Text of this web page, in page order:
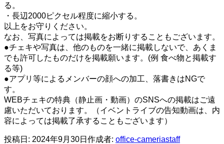
る。
・長辺2000ピクセル程度に縮小する。
以上をお守りください。
なお、写真によっては掲載をお断りすることもございます。
●チェキや写真は、他のものを一緒に掲載しないで、あくま
でも許可したものだけを掲載願います。(例 食べ物と掲載す
る等)
●アプリ等によるメンバーの顔への加工、落書きはNGで
す。
WEBチェキの特典（静止画・動画）のSNSへの掲載はご遠
慮いただいております。（イベントライブの告知動画は、内
容によっては掲載了承することもございます）
投稿日: 2024年9月30日 作成者: office-cameriastaff